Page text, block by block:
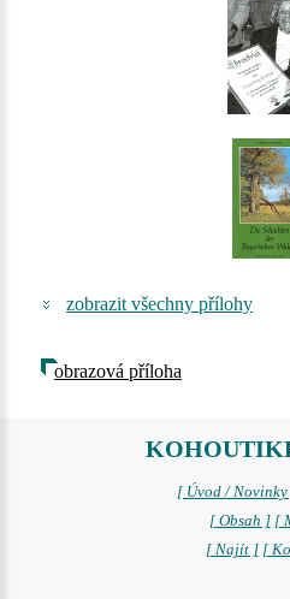
zobrazit všechny přílohy
obrazová příloha
[ Úvod /
[ Obsah ] [
[ Najít ] [